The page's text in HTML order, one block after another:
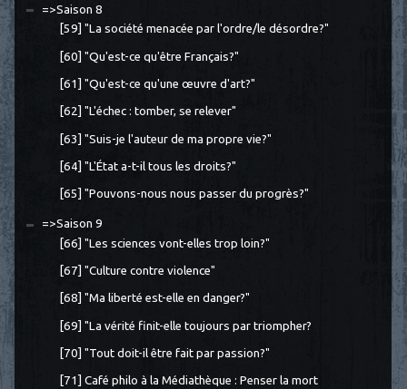
=>Saison 8
[59] "La société menacée par l'ordre/le désordre?"
[60] "Qu'est-ce qu'être Français?"
[61] "Qu'est-ce qu'une œuvre d'art?"
[62] "L'échec : tomber, se relever"
[63] "Suis-je l'auteur de ma propre vie?"
[64] "L'État a-t-il tous les droits?"
[65] "Pouvons-nous nous passer du progrès?"
=>Saison 9
[66] "Les sciences vont-elles trop loin?"
[67] "Culture contre violence"
[68] "Ma liberté est-elle en danger?"
[69] "La vérité finit-elle toujours par triompher?
[70] "Tout doit-il être fait par passion?"
[71] Café philo à la Médiathèque : Penser la mort